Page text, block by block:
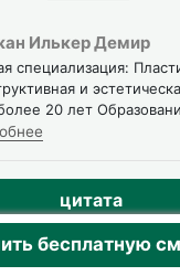
Илькер Демир
специализация:
и
20 лет
цитата
для себя эту
бесплатную